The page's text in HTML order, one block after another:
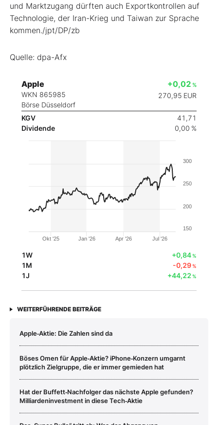
und Marktzugang dürften auch Exportkontrollen auf
Technologie, der Iran-Krieg und Taiwan zur Sprache
kommen./jpt/DP/zb
Quelle: dpa-Afx
Apple
WKN 865985
Börse Düsseldorf
+0,02 %
270,95 EUR
KGV
41,71
Dividende
0,00 %
Okt '25 Jan '26 Apr '26 Jul '26
150
200
250
300
1W +0,84%
1M -0,29%
1J +44,22%
WEITERFÜHRENDE BEITRÄGE
Apple‑Aktie: Die Zahlen sind da
Böses Omen für Apple‑Aktie? iPhone‑Konzern umgarnt
plötzlich Zielgruppe, die er immer gemieden hat
Hat der Buffett‑Nachfolger das nächste Apple gefunden?
Milliardeninvestment in diese Tech‑Aktie